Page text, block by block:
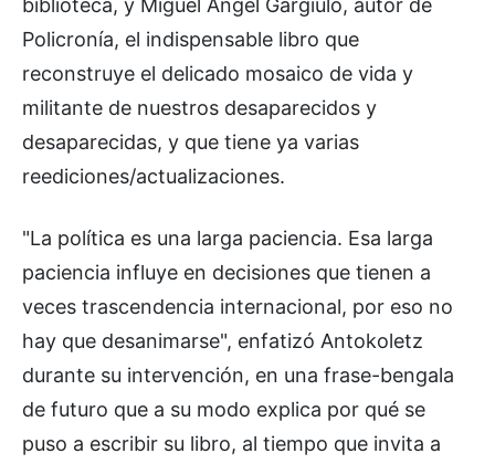
Policronía, el indispensable libro que
reconstruye el delicado mosaico de vida y
militante de nuestros desaparecidos y
desaparecidas, y que tiene ya varias
reediciones/actualizaciones.
"La política es una larga paciencia. Esa larga
paciencia influye en decisiones que tienen a
veces trascendencia internacional, por eso no
hay que desanimarse", enfatizó Antokoletz
durante su intervención, en una frase-bengala
de futuro que a su modo explica por qué se
puso a escribir su libro, al tiempo que invita a